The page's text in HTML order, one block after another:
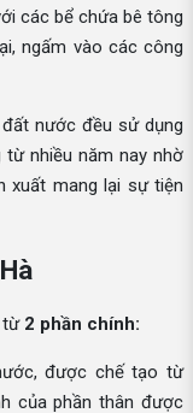
các bể chứa bê tông
ngấm vào các công
nước đều sử dụng
nhiều năm nay nhờ
xuất mang lại sự tiện
từ 2 phần chính:
được chế tạo từ
của phần thân được